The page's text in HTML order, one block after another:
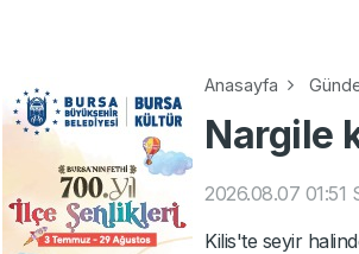
Anasayfa
Nargile
2026.08.07 01:51
Kilis'te seyir